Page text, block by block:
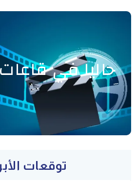
حاليا في
توقعات